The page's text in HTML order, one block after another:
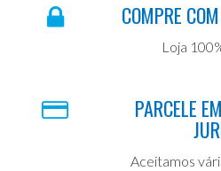
COMPRE
Loja
PARCELE
Aceitamos